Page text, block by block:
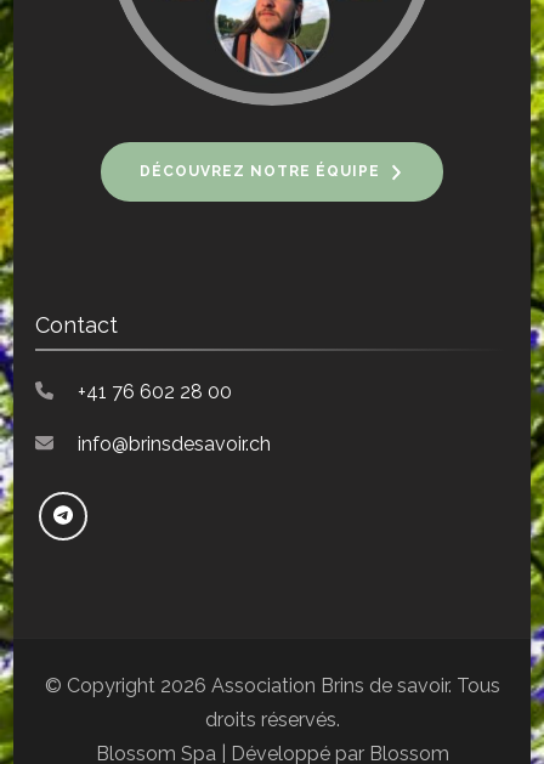
DÉCOUVREZ NOTRE ÉQUIPE
Contact
+41 76 602 28 00
info@brinsdesavoir.ch
© Copyright 2026 Association Brins de savoir. Tous
droits réservés.
Blossom Spa | Développé par Blossom